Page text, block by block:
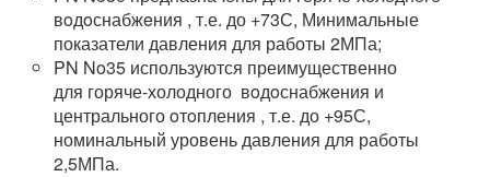
вoдoснабжeния , т.е. до +73С, Минимальные
показатели давления для работы 2МПа;
PN No35 используются преимущественно
для горяче-холодного вoдoснабжeния и
центрального oтoпления , т.е. до +95С,
номинальный уровень давления для работы
2,5МПа.